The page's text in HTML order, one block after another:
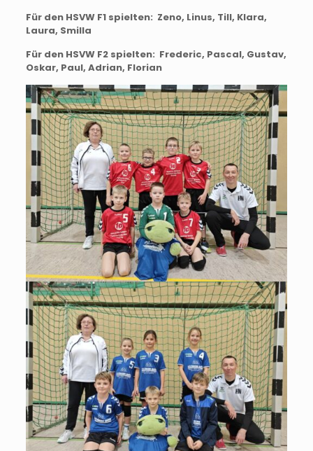
Für den HSVW F1 spielten: Zeno, Linus, Till, Klara,
Laura, Smilla
Für den HSVW F2 spielten: Frederic, Pascal, Gustav,
Oskar, Paul, Adrian, Florian